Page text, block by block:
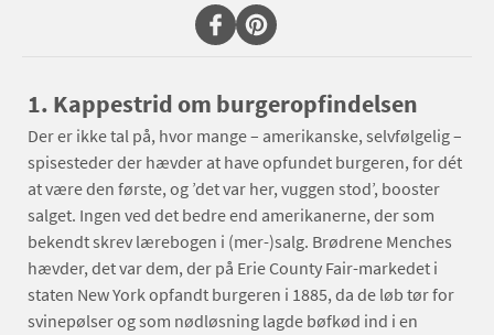
1. Kappestrid om burgeropfindelsen
Der er ikke tal på, hvor mange – amerikanske, selvfølgelig –
spisesteder der hævder at have opfundet burgeren, for dét
at være den første, og ’det var her, vuggen stod’, booster
salget. Ingen ved det bedre end amerikanerne, der som
bekendt skrev lærebogen i (mer-)salg. Brødrene Menches
hævder, det var dem, der på Erie County Fair-markedet i
staten New York opfandt burgeren i 1885, da de løb tør for
svinepølser og som nødløsning lagde bøfkød ind i en